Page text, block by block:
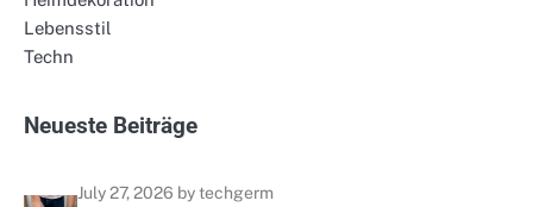
Lebensstil
Techn
Neueste Beiträge
July 27, 2026 by techgerm